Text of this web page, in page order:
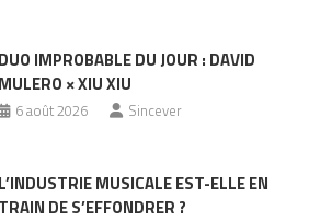
DUO IMPROBABLE DU JOUR : DAVID
MULERO × XIU XIU
6 août 2026 Sincever
L’INDUSTRIE MUSICALE EST-ELLE EN
TRAIN DE S’EFFONDRER ?